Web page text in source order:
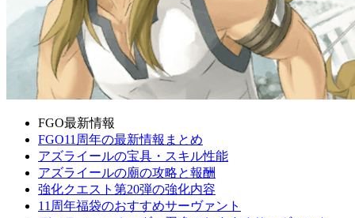
FGO最新情報
FGO11周年の最新情報まとめ
アズライールの宝具・スキル性能
アズライールの廟の攻略と報酬
強化クエスト第20弾の強化内容
11周年福袋のおすすめサーヴァント